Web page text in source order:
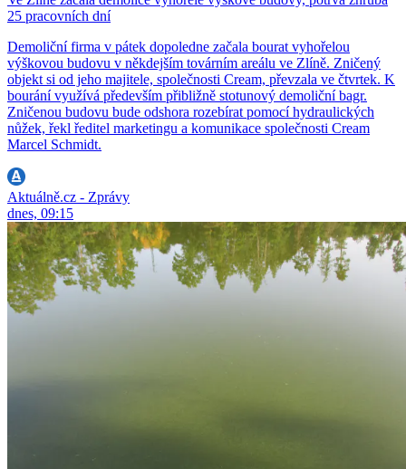
25 pracovních dní
Demoliční firma v pátek dopoledne začala bourat vyhořelou
výškovou budovu v někdejším továrním areálu ve Zlíně. Zničený
objekt si od jeho majitele, společnosti Cream, převzala ve čtvrtek. K
bourání využívá především přibližně stotunový demoliční bagr.
Zničenou budovu bude odshora rozebírat pomocí hydraulických
nůžek, řekl ředitel marketingu a komunikace společnosti Cream
Marcel Schmidt.
Aktuálně.cz - Zprávy
dnes, 09:15